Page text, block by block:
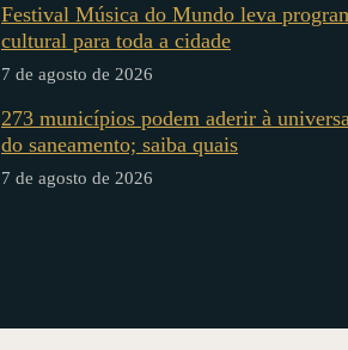
Festival Música do Mundo leva
cultural para toda a cidade
7 de agosto de 2026
273 municípios podem aderir à
do saneamento; saiba quais
7 de agosto de 2026